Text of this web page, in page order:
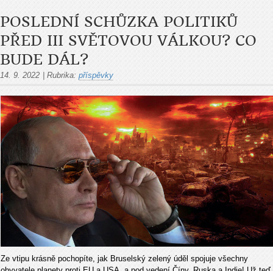
POSLEDNÍ SCHŮZKA POLITIKŮ
PŘED III SVĚTOVOU VÁLKOU? CO
BUDE DÁL?
14. 9. 2022 | Rubrika: příspěvky
Ze vtipu krásně pochopíte, jak Bruselský zelený úděl spojuje všechny